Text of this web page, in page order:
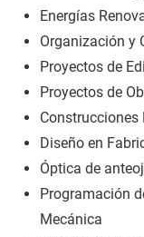
Energías
Organización y
Proyectos de
Proyectos de
Diseño en
Óptica de
Programación
Mecánica